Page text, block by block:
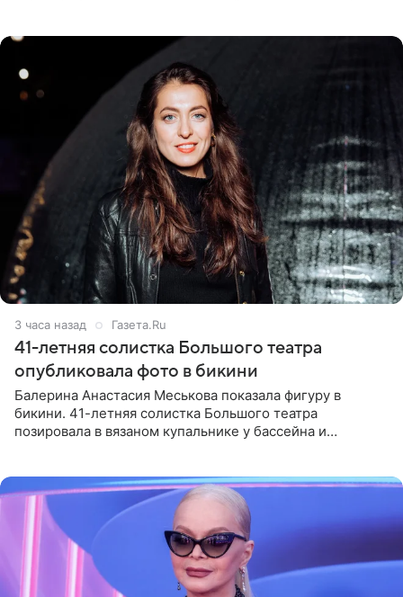
3 часа назад Газета.Ru
41-летняя солистка Большого театра
опубликовала фото в бикини
Балерина Анастасия Меськова показала фигуру в
бикини. 41-летняя солистка Большого театра
позировала в вязаном купальнике у бассейна и